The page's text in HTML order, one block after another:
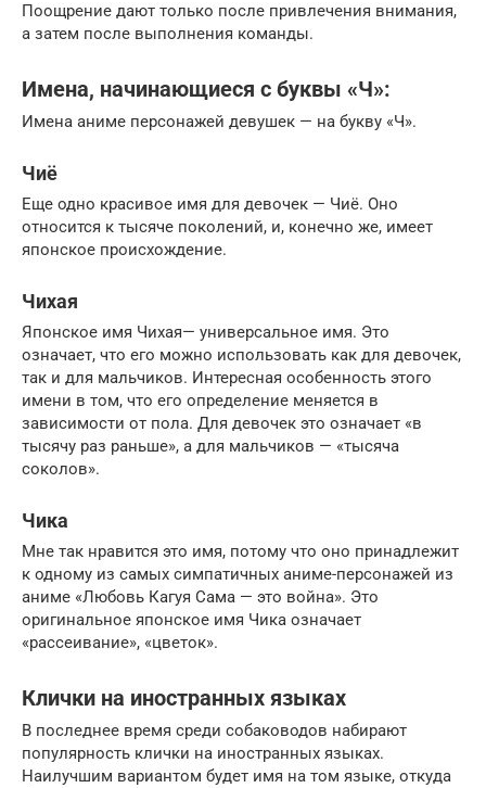
Поощрение дают только после привлечения внимания,
а затем после выполнения команды.
Имена, начинающиеся с буквы «Ч»:
Имена аниме персонажей девушек — на букву «Ч».
Чиё
Еще одно красивое имя для девочек — Чиё. Оно
относится к тысяче поколений, и, конечно же, имеет
японское происхождение.
Чихая
Японское имя Чихая— универсальное имя. Это
означает, что его можно использовать как для девочек,
так и для мальчиков. Интересная особенность этого
имени в том, что его определение меняется в
зависимости от пола. Для девочек это означает «в
тысячу раз раньше», а для мальчиков — «тысяча
соколов».
Чика
Мне так нравится это имя, потому что оно принадлежит
к одному из самых симпатичных аниме-персонажей из
аниме «Любовь Кагуя Сама — это война». Это
оригинальное японское имя Чика означает
«рассеивание», «цветок».
Клички на иностранных языках
В последнее время среди собаководов набирают
популярность клички на иностранных языках.
Наилучшим вариантом будет имя на том языке, откуда